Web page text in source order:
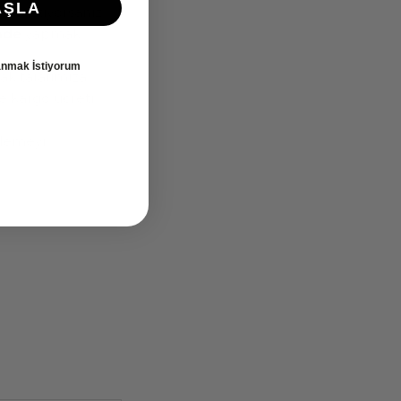
istiyorsanız
tarafımıza
İstiyorum